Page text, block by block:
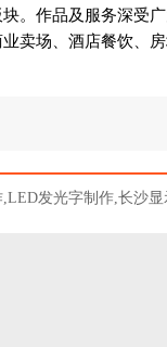
。作品及服务深受广
卖场、酒店餐饮、
发光字制作,长沙